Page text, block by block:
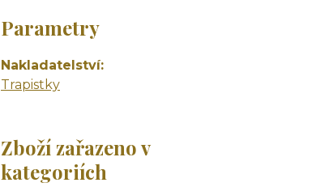
Parametry
Nakladatelství
Trapistky
Zboží zařazeno v
kategoriích